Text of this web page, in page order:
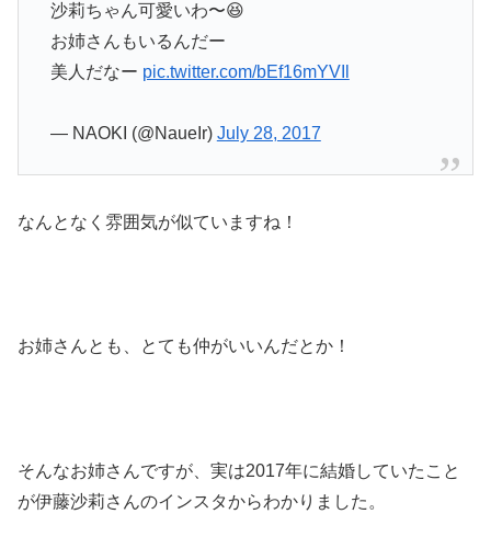
沙莉ちゃん可愛いわ〜😆
お姉さんもいるんだー
美人だなー pic.twitter.com/bEf16mYVIl
— NAOKI (@NaueIr) July 28, 2017
なんとなく雰囲気が似ていますね！
お姉さんとも、とても仲がいいんだとか！
そんなお姉さんですが、実は2017年に結婚していたこと
が伊藤沙莉さんのインスタからわかりました。